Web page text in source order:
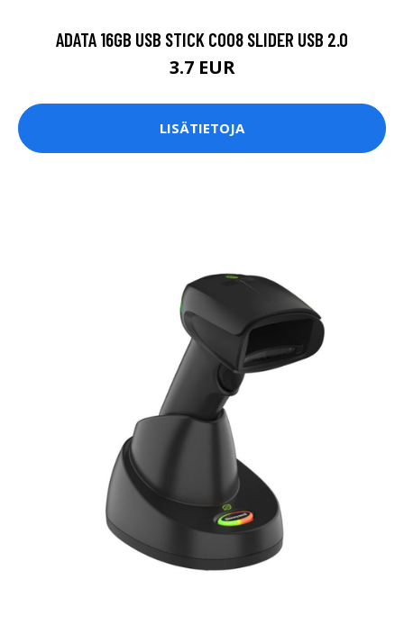
ADATA 16GB USB STICK C008 SLIDER USB 2.0
3.7 EUR
LISÄTIETOJA